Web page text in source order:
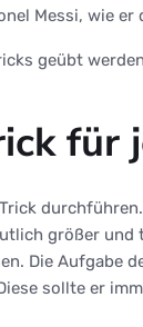
Messi, wie
geübt
für
größer
Die Aufgabe
sollte er